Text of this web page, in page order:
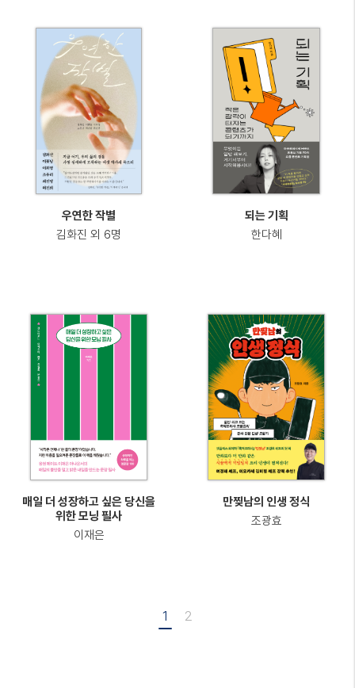
우연한 작별
김화진 외 6명
되는 기획
한다혜
매일 더 성장하고 싶은 당신을
위한 모닝 필사
이재은
만찢남의 인생 정식
조광효
1 2